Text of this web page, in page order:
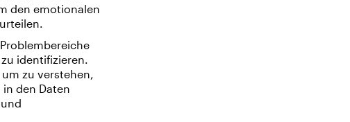
den emotionalen
identifizieren.
zu verstehen,
den Daten